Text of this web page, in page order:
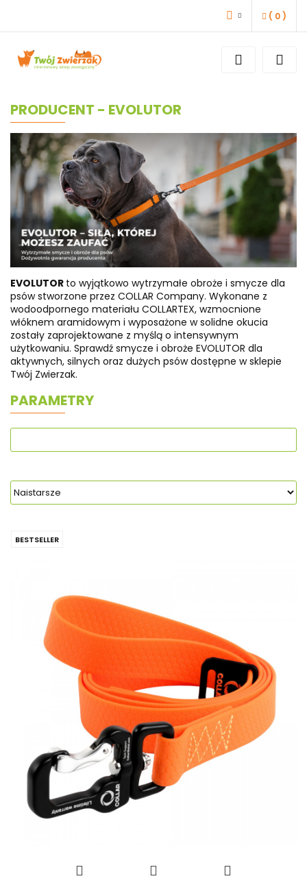
( 0 )
PRODUCENT - EVOLUTOR
EVOLUTOR to wyjątkowo wytrzymałe obroże i smycze dla
psów stworzone przez COLLAR Company. Wykonane z
wodoodpornego materiału COLLARTEX, wzmocnione
włóknem aramidowym i wyposażone w solidne okucia
zostały zaprojektowane z myślą o intensywnym
użytkowaniu. Sprawdź smycze i obroże EVOLUTOR dla
aktywnych, silnych oraz dużych psów dostępne w sklepie
Twój Zwierzak.
PARAMETRY
BESTSELLER